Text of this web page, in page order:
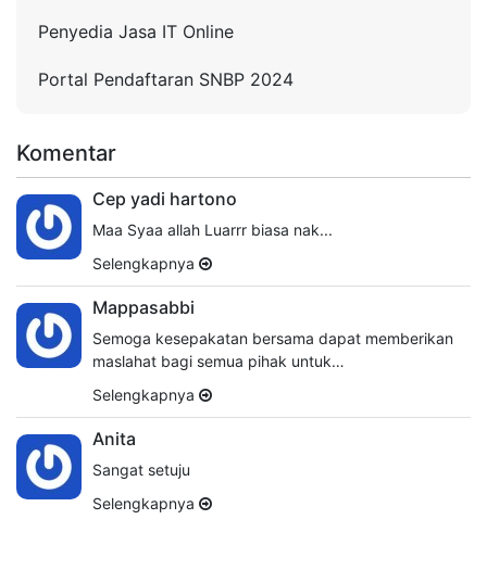
Penyedia Jasa IT Online
Portal Pendaftaran SNBP 2024
Komentar
Cep yadi hartono
Maa Syaa allah Luarrr biasa nak...
Selengkapnya
Mappasabbi
Semoga kesepakatan bersama dapat memberikan
maslahat bagi semua pihak untuk…
Selengkapnya
Anita
Sangat setuju
Selengkapnya